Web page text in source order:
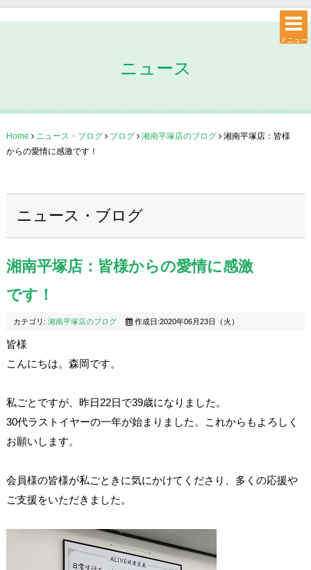
メニュー
ニュース
Home ニュース・ブログ ブログ 湘南平塚店のブログ 湘南平塚店：皆様
からの愛情に感激です！
ニュース・ブログ
湘南平塚店：皆様からの愛情に感激
です！
カテゴリ: 湘南平塚店のブログ 作成日:2020年06月23日（火）
皆様
こんにちは。森岡です。
私ごとですが、昨日22日で39歳になりました。
30代ラストイヤーの一年が始まりました。これからもよろしく
お願いします。
会員様の皆様が私ごときに気にかけてくださり、多くの応援や
ご支援をいただきました。